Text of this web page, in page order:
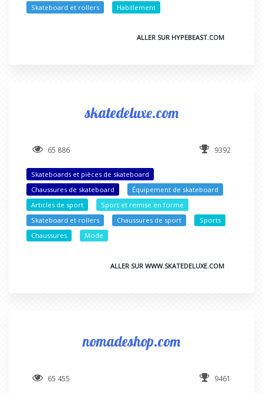
Skateboard et rollers
Habillement
ALLER SUR HYPEBEAST.COM
skatedeluxe.com
65 886 9392
Skateboards et pièces de skateboard
Chaussures de skateboard
Équipement de skateboard
Articles de sport
Sport et remise en forme
Skateboard et rollers
Chaussures de sport
Sports
Chaussures
Mode
ALLER SUR WWW.SKATEDELUXE.COM
nomadeshop.com
65 455 9461